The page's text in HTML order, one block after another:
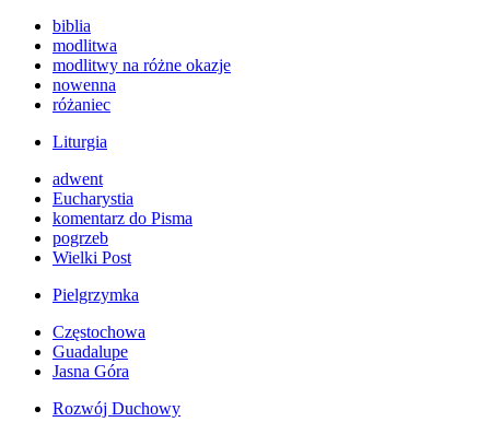
biblia
modlitwa
modlitwy na różne okazje
nowenna
różaniec
Liturgia
adwent
Eucharystia
komentarz do Pisma
pogrzeb
Wielki Post
Pielgrzymka
Częstochowa
Guadalupe
Jasna Góra
Rozwój Duchowy